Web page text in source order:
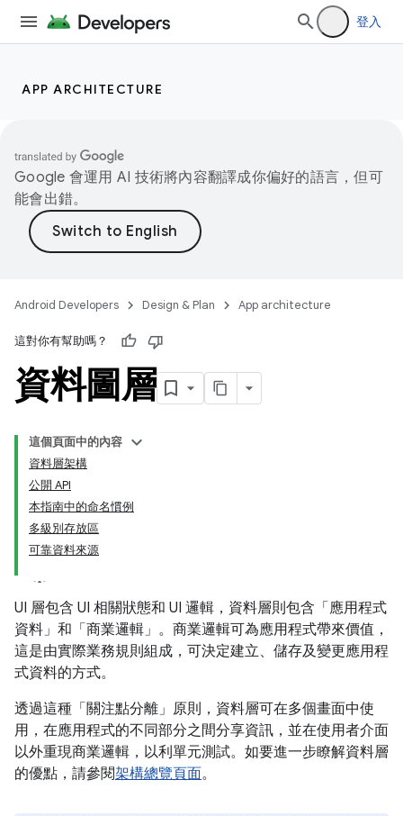
登入
APP ARCHITECTURE
Google 會運用 AI 技術將內容翻譯成你偏好的語言，但可
能會出錯。
Android Developers Design & Plan App architecture
這對你有幫助嗎？
資料圖層
這個頁面中的內容
資料層架構
公開 API
本指南中的命名慣例
多級別存放區
可靠資料來源
UI 層包含 UI 相關狀態和 UI 邏輯，資料層則包含「應用程式
資料」 和「商業邏輯」 。商業邏輯可為應用程式帶來價值，
這是由實際業務規則組成，可決定建立、儲存及變更應用程
式資料的方式。
透過這種「關注點分離」原則，資料層可在多個畫面中使
用，在應用程式的不同部分之間分享資訊，並在使用者介面
以外重現商業邏輯，以利單元測試。如要進一步瞭解資料層
的優點，請參閱架構總覽頁面。